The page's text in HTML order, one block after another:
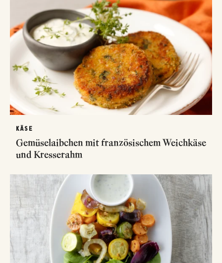
KÄSE
Gemüselaibchen mit französischem Weichkäse
und Kresserahm